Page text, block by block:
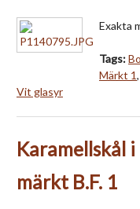
Exakta
Tags:
Märkt 1,
Vit glasyr
Karamellskål
märkt B.F. 1